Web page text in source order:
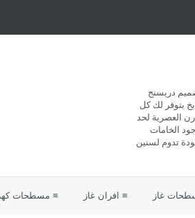
دريسنج
بتوفر لك كل
العصرية لحد
الخامات
تدوم لسنين
غاز ≡ افران غاز ≡ مسطحات